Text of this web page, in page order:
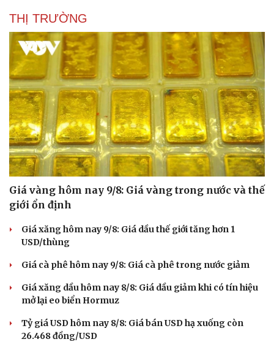
Du lịch
THỊ TRƯỜNG
Giá vàng hôm nay 9/8: Giá vàng trong nước và thế
giới ổn định
Giá xăng hôm nay 9/8: Giá dầu thế giới tăng hơn 1
USD/thùng
Giá cà phê hôm nay 9/8: Giá cà phê trong nước giảm
Giá xăng dầu hôm nay 8/8: Giá dầu giảm khi có tín hiệu
mở lại eo biển Hormuz
Tỷ giá USD hôm nay 8/8: Giá bán USD hạ xuống còn
26.468 đồng/USD